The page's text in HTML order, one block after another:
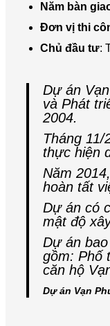
Năm bàn
Đơn vị thi
Chủ đầu tư:
Dự án
và Phát
2004.
Tháng
thực hiện
Năm
hoàn tất
Dự án có
mật độ
Dự án
gồm: Phố
căn hộ
Dự án Vạn